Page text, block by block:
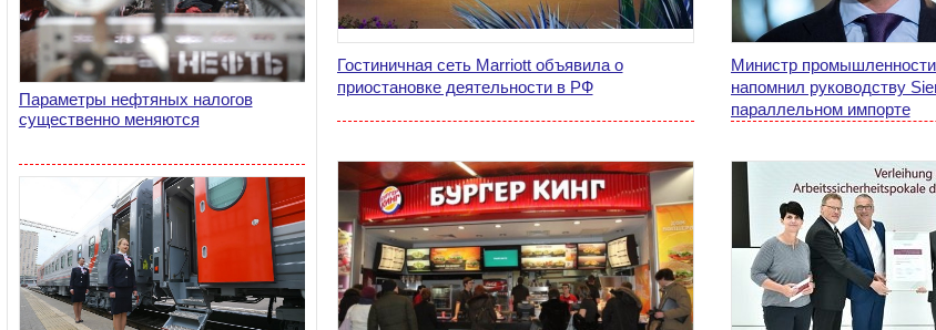
Параметры нефтяных налогов
существенно меняются
Гостиничная сеть Marriott объявила о
приостановке деятельности в РФ
Министр промышленности
напомнил руководству
параллельном импорте